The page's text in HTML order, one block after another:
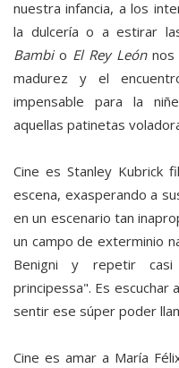
nuestra infancia, a los
la dulcería o a estirar
Bambio El Rey Leónnos
madurez y el
impensable para la
aquellas patinetas
Cine es Stanley Kubrick
escena, exasperando a
en un escenario tan
un campo de exterminio
Benigni y repetir
principessa". Es escuchar
sentir ese súper poder
Cine es amar a María